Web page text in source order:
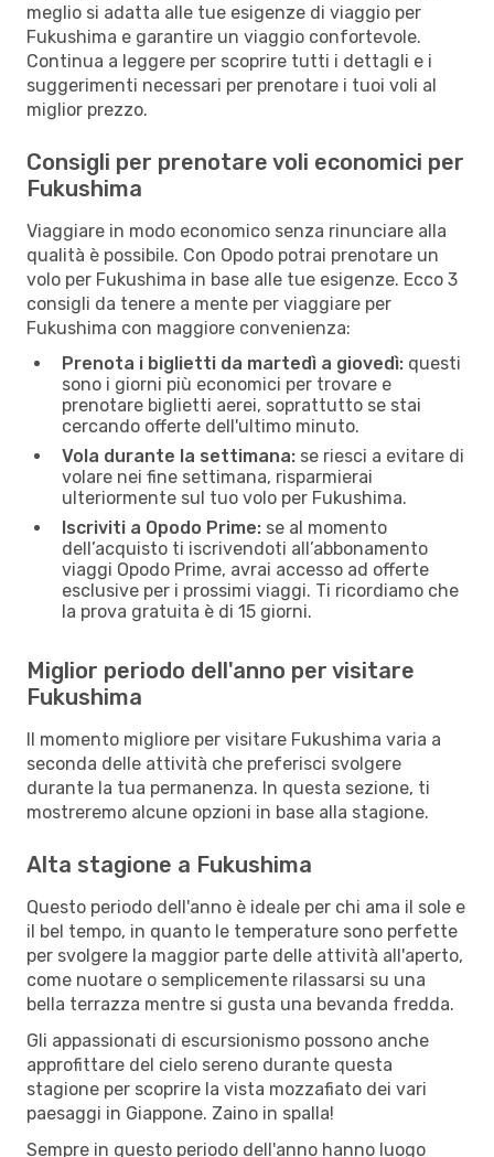
meglio si adatta alle tue esigenze di viaggio per
Fukushima e garantire un viaggio confortevole.
Continua a leggere per scoprire tutti i dettagli e i
suggerimenti necessari per prenotare i tuoi voli al
miglior prezzo.
Consigli per prenotare voli economici per
Fukushima
Viaggiare in modo economico senza rinunciare alla
qualità è possibile. Con Opodo potrai prenotare un
volo per Fukushima in base alle tue esigenze. Ecco 3
consigli da tenere a mente per viaggiare per
Fukushima con maggiore convenienza:
Prenota i biglietti da martedì a giovedì: questi
sono i giorni più economici per trovare e
prenotare biglietti aerei, soprattutto se stai
cercando offerte dell'ultimo minuto.
Vola durante la settimana: se riesci a evitare di
volare nei fine settimana, risparmierai
ulteriormente sul tuo volo per Fukushima.
Iscriviti a Opodo Prime: se al momento
dell’acquisto ti iscrivendoti all’abbonamento
viaggi Opodo Prime, avrai accesso ad offerte
esclusive per i prossimi viaggi. Ti ricordiamo che
la prova gratuita è di 15 giorni.
Miglior periodo dell'anno per visitare
Fukushima
Il momento migliore per visitare Fukushima varia a
seconda delle attività che preferisci svolgere
durante la tua permanenza. In questa sezione, ti
mostreremo alcune opzioni in base alla stagione.
Alta stagione a Fukushima
Questo periodo dell'anno è ideale per chi ama il sole e
il bel tempo, in quanto le temperature sono perfette
per svolgere la maggior parte delle attività all'aperto,
come nuotare o semplicemente rilassarsi su una
bella terrazza mentre si gusta una bevanda fredda.
Gli appassionati di escursionismo possono anche
approfittare del cielo sereno durante questa
stagione per scoprire la vista mozzafiato dei vari
paesaggi in Giappone. Zaino in spalla!
Sempre in questo periodo dell'anno hanno luogo